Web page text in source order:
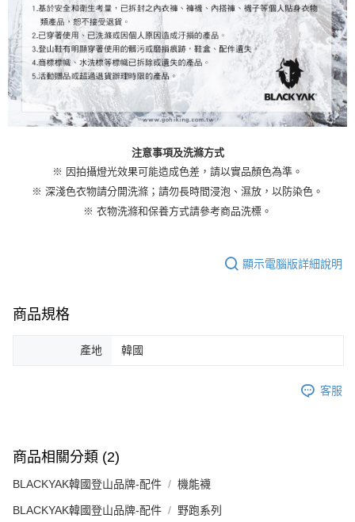
注意事項及洗滌方式
※ 因拍攝燈光效果可能造成色差，請以實品顏色為準。
※ 深淺色衣物請分開洗滌；請勿長時間浸泡、濕放，以防染色。
※ 衣物洗滌和保養方式請參考商品洗標。
顯示電腦版詳細說明
商品規格
產地 韓國
客服
商品相關分類 (2)
BLACKYAK韓國登山品牌-配件 機能襪
BLACKYAK韓國登山品牌-配件 野跑系列